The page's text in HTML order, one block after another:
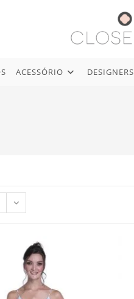
ACESSÓRIO DESIGNERS